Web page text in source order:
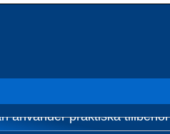
använder praktiska tillbehör